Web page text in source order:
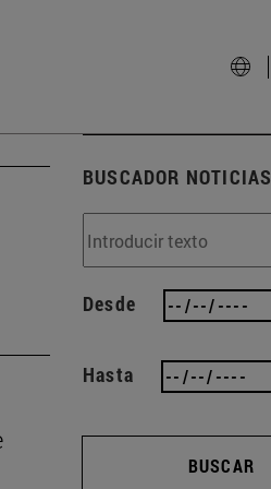
BUSCADOR NOTICIAS
Desde
Hasta
BUSCAR